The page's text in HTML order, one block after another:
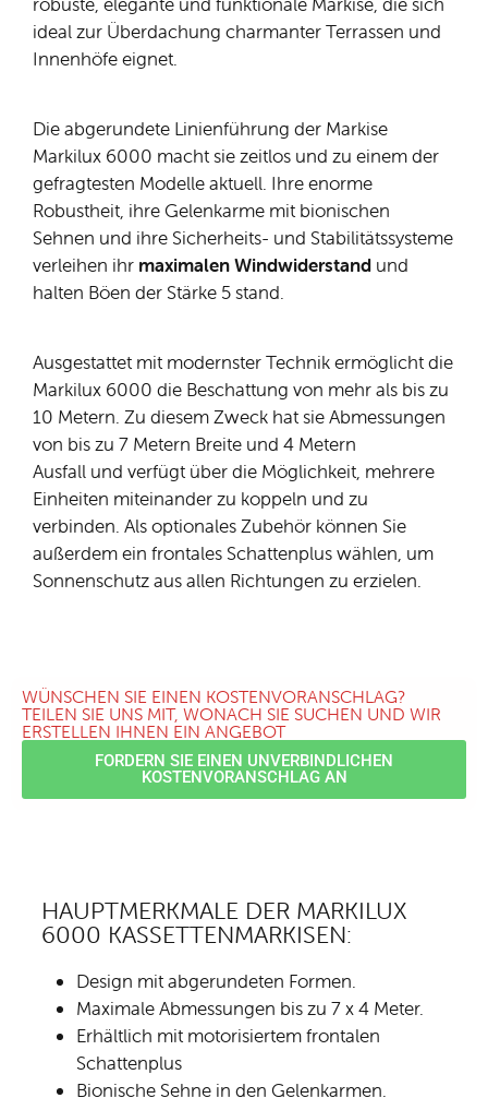
ideal zur Überdachung charmanter Terrassen und
Innenhöfe eignet.
Die abgerundete Linienführung der Markise
Markilux 6000 macht sie zeitlos und zu einem der
gefragtesten Modelle aktuell. Ihre enorme
Robustheit, ihre Gelenkarme mit bionischen
Sehnen und ihre Sicherheits- und Stabilitätssysteme
verleihen ihr maximalen Windwiderstand und
halten Böen der Stärke 5 stand.
Ausgestattet mit modernster Technik ermöglicht die
Markilux 6000 die Beschattung von mehr als bis zu
10 Metern. Zu diesem Zweck hat sie Abmessungen
von bis zu 7 Metern Breite und 4 Metern
Ausfall und verfügt über die Möglichkeit, mehrere
Einheiten miteinander zu koppeln und zu
verbinden. Als optionales Zubehör können Sie
außerdem ein frontales Schattenplus wählen, um
Sonnenschutz aus allen Richtungen zu erzielen.
WÜNSCHEN SIE EINEN KOSTENVORANSCHLAG?
TEILEN SIE UNS MIT, WONACH SIE SUCHEN UND WIR
ERSTELLEN IHNEN EIN ANGEBOT
FORDERN SIE EINEN UNVERBINDLICHEN
KOSTENVORANSCHLAG AN
HAUPTMERKMALE DER MARKILUX
6000 KASSETTENMARKISEN:
Design mit abgerundeten Formen.
Maximale Abmessungen bis zu 7 x 4 Meter.
Erhältlich mit motorisiertem frontalen
Schattenplus
Bionische Sehne in den Gelenkarmen.